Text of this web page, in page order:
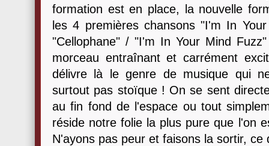
formation est en place, la nouvelle
les 4 premières chansons "I'm In
"Cellophane" / "I'm In Your Mind
morceau entraînant et carrément
délivre là le genre de musique qui
surtout pas stoïque ! On se sent
au fin fond de l'espace ou tout
réside notre folie la plus pure que l'on
N'ayons pas peur et faisons la sortir, ce